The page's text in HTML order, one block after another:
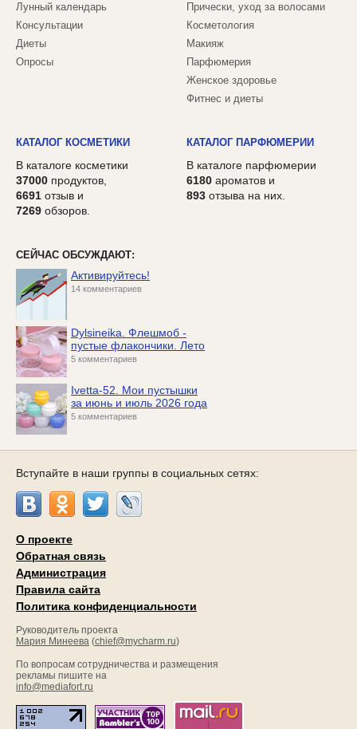
Лунный календарь
Консультации
Диеты
Опросы
Прически, уход за волосами
Косметология
Макияж
Парфюмерия
Женское здоровье
Фитнес и диеты
КАТАЛОГ КОСМЕТИКИ
В каталоге косметики
37000 продуктов,
6691 отзыв и
7269 обзоров.
КАТАЛОГ ПАРФЮМЕРИИ
В каталоге парфюмерии
6180 ароматов и
893 отзыва на них.
СЕЙЧАС ОБСУЖДАЮТ:
Активируйтесь!
14 комментариев
Dylsineika. Флешмоб -
пустые флакончики. Лето
5 комментариев
Ivetta-52. Мои пустышки
за июнь и июль 2026 года
5 комментариев
Вступайте в наши группы в социальных сетях:
О проекте
Обратная связь
Администрация
Правила сайта
Политика конфиденциальности
Руководитель проекта
Мария Минеева (chief@mycharm.ru)
По вопросам сотрудничества и размещения
рекламы пишите на
info@mediafort.ru